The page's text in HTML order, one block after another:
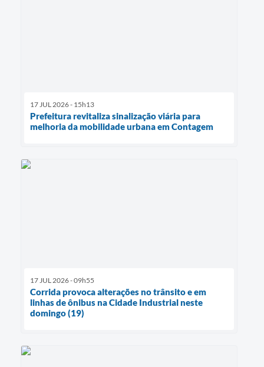
17 JUL 2026 - 15h13
Prefeitura revitaliza sinalização viária para
melhoria da mobilidade urbana em Contagem
17 JUL 2026 - 09h55
Corrida provoca alterações no trânsito e em
linhas de ônibus na Cidade Industrial neste
domingo (19)